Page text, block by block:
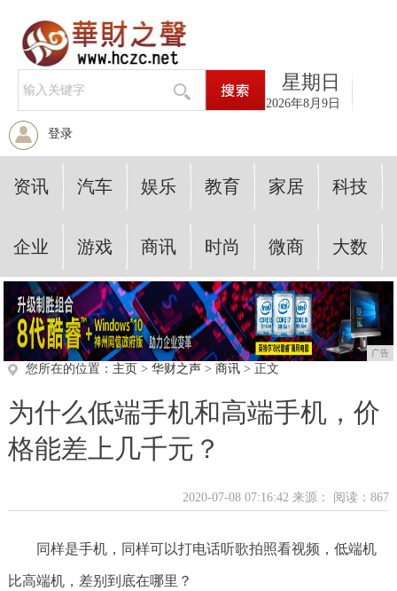
星期日
2026年8月9日
登录
资讯 汽车 娱乐 教育 家居 科技
企业 游戏 商讯 时尚 微商 大数
广告
您所在的位置： 主页 > 华财之声> 商讯> 正文
为什么低端手机和高端手机，价
格能差上几千元？
2020-07-08 07:16:42 来源： 阅读：867
同样是手机，同样可以打电话听歌拍照看视频，低端机
比高端机，差别到底在哪里？